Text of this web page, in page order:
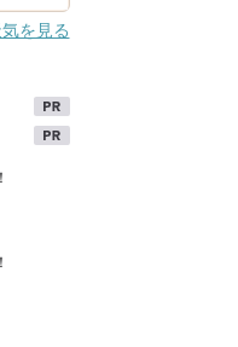
を見る